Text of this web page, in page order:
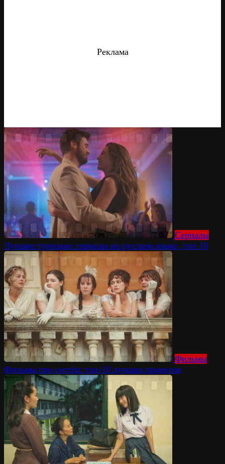
Реклама
Сериалы
Лучшие турецкие сериалы на русском языке, топ 10
Фильмы
Фильмы про сестёр: топ-10 лучших проектов